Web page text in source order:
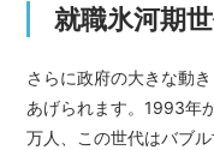
就職氷河期
さらに政府の大きな動
あげられます。1993年
万人、この世代はバブ